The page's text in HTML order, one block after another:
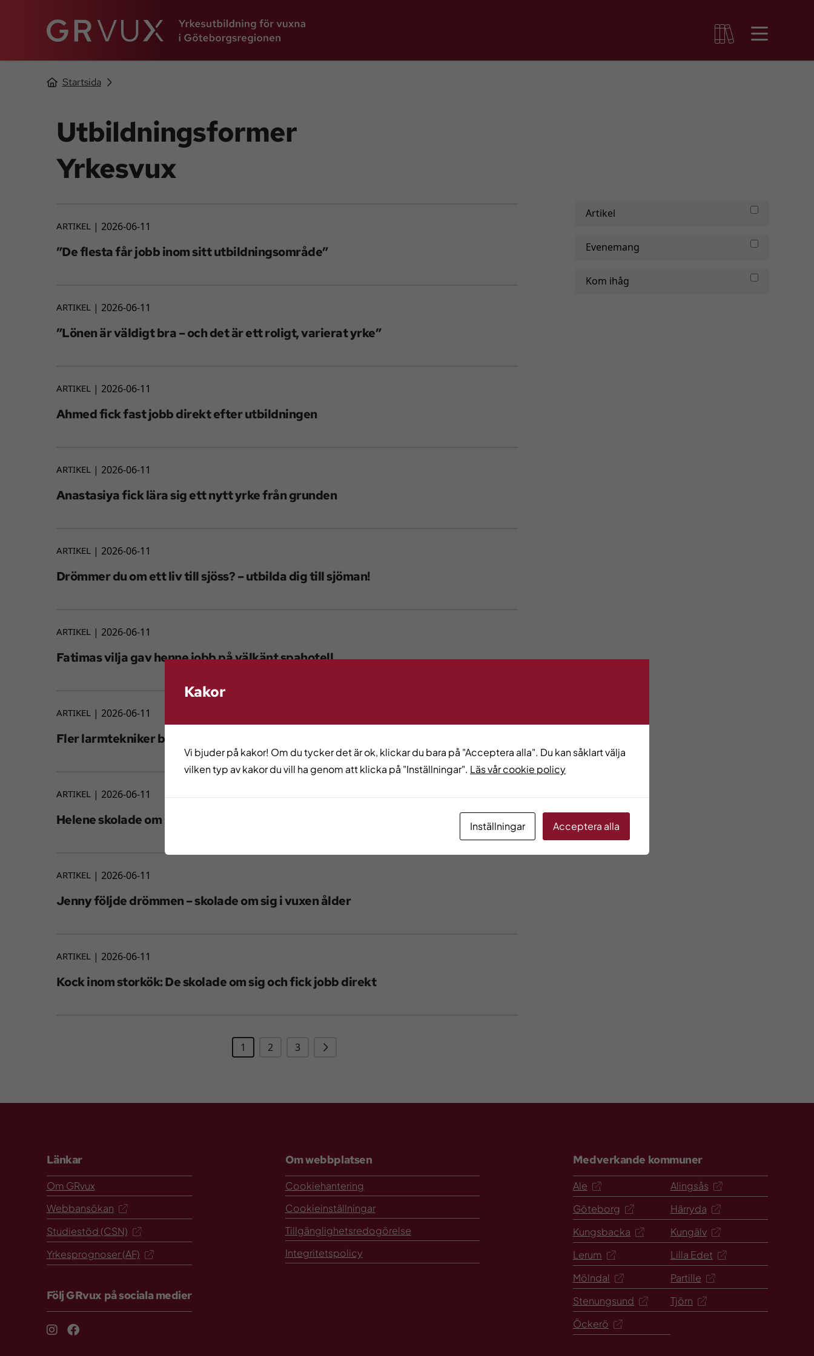
Startsida
Utbildningsformer
Yrkesvux
ARTIKEL 2026-06-11
”De flesta får jobb inom sitt utbildningsområde”
ARTIKEL 2026-06-11
”Lönen är väldigt bra – och det är ett roligt, varierat yrke”
ARTIKEL 2026-06-11
Ahmed fick fast jobb direkt efter utbildningen
ARTIKEL 2026-06-11
Anastasiya fick lära sig ett nytt yrke från grunden
ARTIKEL 2026-06-11
Drömmer du om ett liv till sjöss? – utbilda dig till sjöman!
ARTIKEL 2026-06-11
Fatimas vilja gav henne jobb på välkänt spahotell
ARTIKEL 2026-06-11
Fler larmtekniker behövs i Göteborgsregionen
ARTIKEL 2026-06-11
Helene skolade om sig, snabbt och nära hemmet
ARTIKEL 2026-06-11
Jenny följde drömmen – skolade om sig i vuxen ålder
ARTIKEL 2026-06-11
Kock inom storkök: De skolade om sig och fick jobb direkt
1 2 3 Nästa
Artikel
Evenemang
Kom ihåg
Länkar
Om GRvux
Webbansökan
Studiestöd (CSN)
Yrkesprognoser (AF)
Följ GRvux på sociala medier
InstagramFacebook
Om webbplatsen
Cookiehantering
Cookieinställningar
Tillgänglighetsredogörelse
Integritetspolicy
Medverkande kommuner
Ale
Alingsås
Göteborg
Härryda
Kungsbacka
Kungälv
Lerum
Lilla Edet
Mölndal
Partille
Stenungsund
Tjörn
Öckerö
Kakor
Vi bjuder på kakor! Om du tycker det är ok, klickar du bara på "Acceptera alla". Du kan såklart välja
vilken typ av kakor du vill ha genom att klicka på "Inställningar". Läs vår cookie policy
Inställningar Acceptera alla